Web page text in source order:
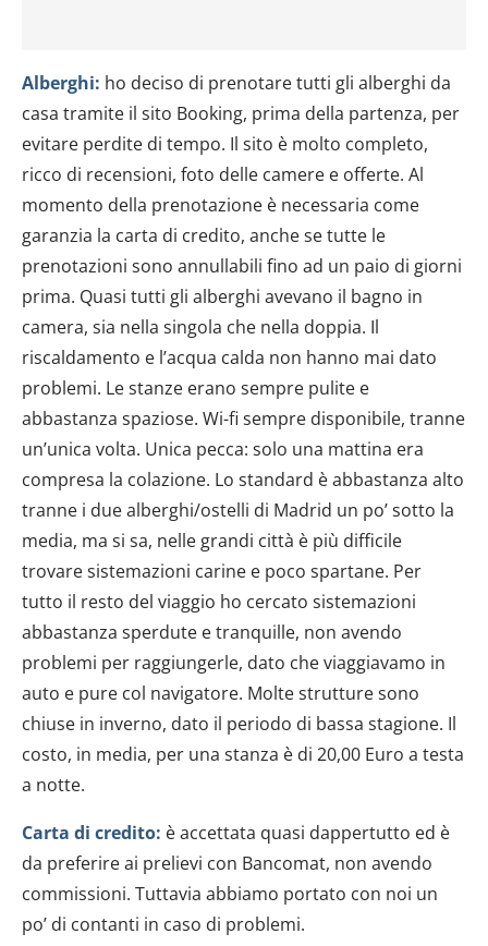
Alberghi: ho deciso di prenotare tutti gli alberghi da
casa tramite il sito Booking, prima della partenza, per
evitare perdite di tempo. Il sito è molto completo,
ricco di recensioni, foto delle camere e offerte. Al
momento della prenotazione è necessaria come
garanzia la carta di credito, anche se tutte le
prenotazioni sono annullabili fino ad un paio di giorni
prima. Quasi tutti gli alberghi avevano il bagno in
camera, sia nella singola che nella doppia. Il
riscaldamento e l’acqua calda non hanno mai dato
problemi. Le stanze erano sempre pulite e
abbastanza spaziose. Wi-fi sempre disponibile, tranne
un’unica volta. Unica pecca: solo una mattina era
compresa la colazione. Lo standard è abbastanza alto
tranne i due alberghi/ostelli di Madrid un po’ sotto la
media, ma si sa, nelle grandi città è più difficile
trovare sistemazioni carine e poco spartane. Per
tutto il resto del viaggio ho cercato sistemazioni
abbastanza sperdute e tranquille, non avendo
problemi per raggiungerle, dato che viaggiavamo in
auto e pure col navigatore. Molte strutture sono
chiuse in inverno, dato il periodo di bassa stagione. Il
costo, in media, per una stanza è di 20,00 Euro a testa
a notte.
Carta di credito: è accettata quasi dappertutto ed è
da preferire ai prelievi con Bancomat, non avendo
commissioni. Tuttavia abbiamo portato con noi un
po’ di contanti in caso di problemi.